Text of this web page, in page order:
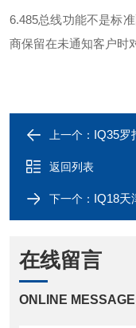
6.485总线功能不是标
商保留在未通知客户时
上一个： IQ35罗
返回列表
下一个： IQ18天
在线留言
ONLINE MESSAGE